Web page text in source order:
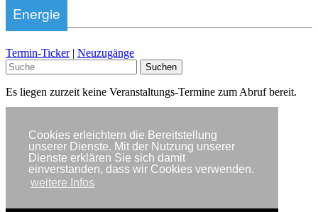
Cookies erleichtern die Bereitstellung
unserer Dienste. Mit der Nutzung unserer
Dienste erklären Sie sich damit
einverstanden, dass wir Cookies verwenden.
weitere Infos
Energie
Termin-Ticker| Neuzugänge
Suchen
Es liegen zurzeit keine Veranstaltungs-Termine zum Abruf bereit.
Partner
Impressum